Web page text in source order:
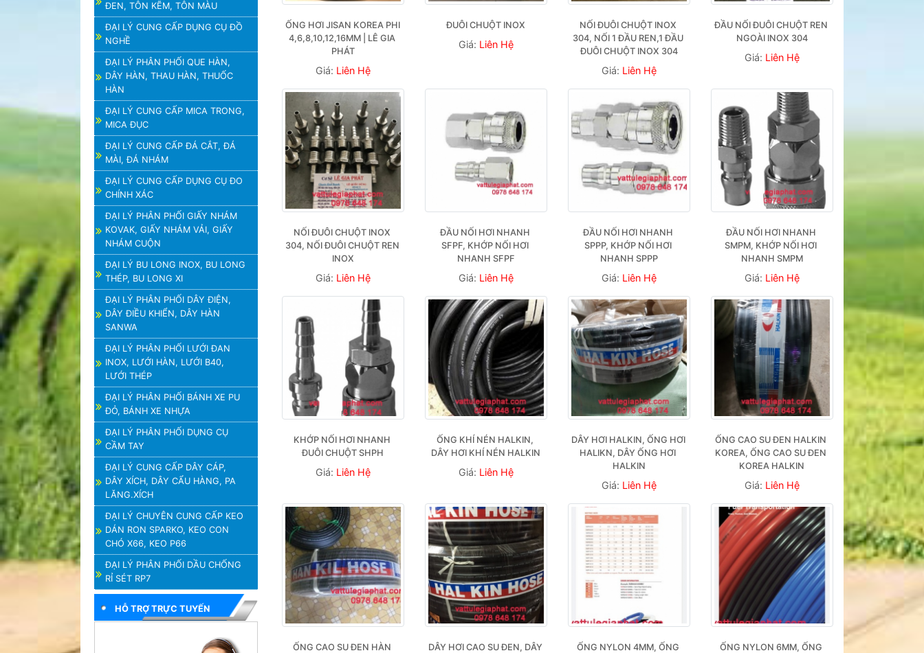
ĐEN, TÔN KẼM, TÔN MÀU
ĐẠI LÝ CUNG CẤP DỤNG CỤ ĐỒ
NGHỀ
ĐẠI LÝ PHÂN PHỐI QUE HÀN,
DÂY HÀN, THAU HÀN, THUỐC
HÀN
ĐẠI LÝ CUNG CẤP MICA TRONG,
MICA ĐỤC
ĐẠI LÝ CUNG CẤP ĐÁ CẮT, ĐÁ
MÀI, ĐÁ NHÁM
ĐẠI LÝ CUNG CẤP DỤNG CỤ ĐO
CHÍNH XÁC
ĐẠI LÝ PHÂN PHỐI GIẤY NHÁM
KOVAK, GIẤY NHÁM VẢI, GIẤY
NHÁM CUỘN
ĐẠI LÝ BU LONG INOX, BU LONG
THÉP, BU LONG XI
ĐẠI LÝ PHÂN PHỐI DÂY ĐIỆN,
DÂY ĐIỀU KHIỂN, DÂY HÀN
SANWA
ĐẠI LÝ PHÂN PHỐI LƯỚI ĐAN
INOX, LƯỚI HÀN, LƯỚI B40,
LƯỚI THÉP
ĐẠI LÝ PHÂN PHỐI BÁNH XE PU
ĐỎ, BÁNH XE NHỰA
ĐẠI LÝ PHÂN PHỐI DỤNG CỤ
CẦM TAY
ĐẠI LÝ CUNG CẤP DÂY CÁP,
DÂY XÍCH, DÂY CẨU HÀNG, PA
LĂNG.XÍCH
ĐẠI LÝ CHUYÊN CUNG CẤP KEO
DÁN RON SPARKO, KEO CON
CHÓ X66, KEO P66
ĐẠI LÝ PHÂN PHỐI DẦU CHỐNG
RỈ SÉT RP7
HỖ TRỢ TRỰC TUYẾN
ỐNG HƠI JISAN KOREA PHI
4,6,8,10,12,16MM | LÊ GIA
PHÁT
Giá: Liên Hệ
ĐUÔI CHUỘT INOX
Giá: Liên Hệ
NỐI ĐUÔI CHUỘT INOX
304, NỐI 1 ĐẦU REN,1 ĐẦU
ĐUÔI CHUỘT INOX 304
Giá: Liên Hệ
ĐẦU NỐI ĐUÔI CHUỘT REN
NGOÀI INOX 304
Giá: Liên Hệ
NỐI ĐUÔI CHUỘT INOX
304, NỐI ĐUÔI CHUỘT REN
INOX
Giá: Liên Hệ
ĐẦU NỐI HƠI NHANH
SFPF, KHỚP NỐI HƠI
NHANH SFPF
Giá: Liên Hệ
ĐẦU NỐI HƠI NHANH
SPPP, KHỚP NỐI HƠI
NHANH SPPP
Giá: Liên Hệ
ĐẦU NỐI HƠI NHANH
SMPM, KHỚP NỐI HƠI
NHANH SMPM
Giá: Liên Hệ
KHỚP NỐI HƠI NHANH
ĐUÔI CHUỘT SHPH
Giá: Liên Hệ
ỐNG KHÍ NÉN HALKIN,
DÂY HƠI KHÍ NÉN HALKIN
Giá: Liên Hệ
DÂY HƠI HALKIN, ỐNG HƠI
HALIKN, DÂY ỐNG HƠI
HALKIN
Giá: Liên Hệ
ỐNG CAO SU ĐEN HALKIN
KOREA, ỐNG CAO SU ĐEN
KOREA HALKIN
Giá: Liên Hệ
ỐNG CAO SU ĐEN HÀN
DÂY HƠI CAO SU ĐEN, DÂY
ỐNG NYLON 4MM, ỐNG
ỐNG NYLON 6MM, ỐNG